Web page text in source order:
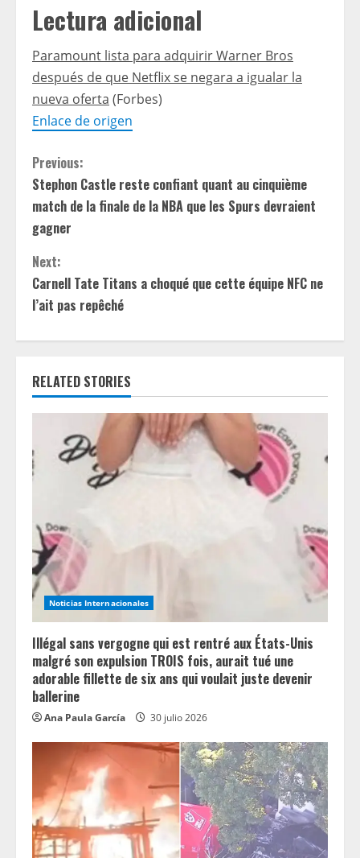
Lectura adicional
Paramount lista para adquirir Warner Bros
después de que Netflix se negara a igualar la
nueva oferta (Forbes)
Enlace de origen
C
o
n
t
i
n
u
e
e
d
i
n
g
Previous:
Stephon Castle reste confiant quant au cinquième
match de la finale de la NBA que les Spurs devraient
gagner
Next:
Carnell Tate Titans a choqué que cette équipe NFC ne
l’ait pas repêché
RELATED STORIES
Noticias Internacionales
Illégal sans vergogne qui est rentré aux États-Unis
malgré son expulsion TROIS fois, aurait tué une
adorable fillette de six ans qui voulait juste devenir
ballerine
Ana Paula García 30 julio 2026